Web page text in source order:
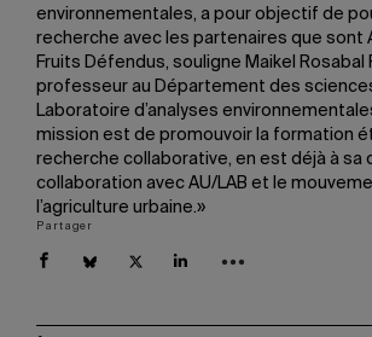
environnementales, a pour objectif de
recherche avec les partenaires que sont
Fruits Défendus, souligne Maikel Rosabal
professeur au Département des
Laboratoire d’analyses
mission est de promouvoir la formation
recherche collaborative, en est déjà à sa
collaboration avec AU/LAB et le
l’agriculture urbaine.»
Partager